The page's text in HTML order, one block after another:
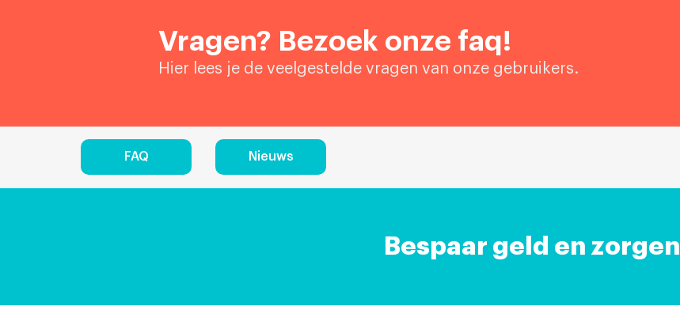
Vragen? Bezoek onze faq!
Hier lees je de veelgestelde vragen van onze gebruikers.
FAQ Nieuws
Bespaar geld en zorgen